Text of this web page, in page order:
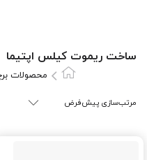
ساخت ريموت کيلس اپتيما
محصولات